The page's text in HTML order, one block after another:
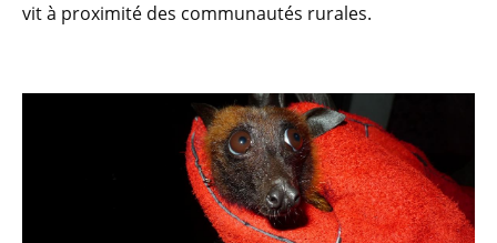
vit à proximité des communautés rurales.